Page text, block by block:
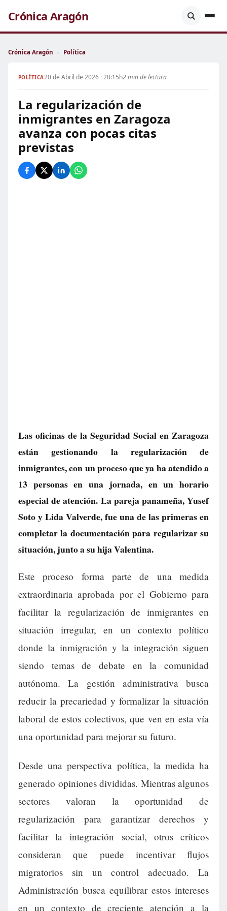
Crónica Aragón
Crónica Aragón › Política
POLÍTICA20 de Abril de 2026 · 20:15h2 min de lectura
La regularización de
inmigrantes en Zaragoza
avanza con pocas citas
previstas
Las oficinas de la Seguridad Social en Zaragoza
están gestionando la regularización de
inmigrantes, con un proceso que ya ha atendido a
13 personas en una jornada, en un horario
especial de atención. La pareja panameña, Yusef
Soto y Lida Valverde, fue una de las primeras en
completar la documentación para regularizar su
situación, junto a su hija Valentina.
Este proceso forma parte de una medida
extraordinaria aprobada por el Gobierno para
facilitar la regularización de inmigrantes en
situación irregular, en un contexto político
donde la inmigración y la integración siguen
siendo temas de debate en la comunidad
autónoma. La gestión administrativa busca
reducir la precariedad y formalizar la situación
laboral de estos colectivos, que ven en esta vía
una oportunidad para mejorar su futuro.
Desde una perspectiva política, la medida ha
generado opiniones divididas. Mientras algunos
sectores valoran la oportunidad de
regularización para garantizar derechos y
facilitar la integración social, otros críticos
consideran que puede incentivar flujos
migratorios sin un control adecuado. La
Administración busca equilibrar estos intereses
en un contexto de creciente atención a la